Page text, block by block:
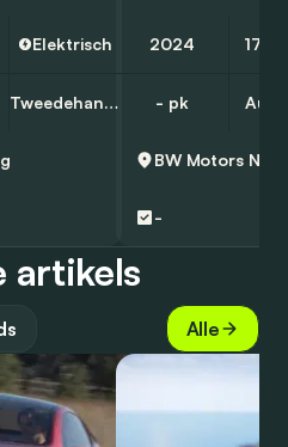
Elektrisch
Tweedehands
2024 17
- pk
BW Motors
-
artikels
Alle